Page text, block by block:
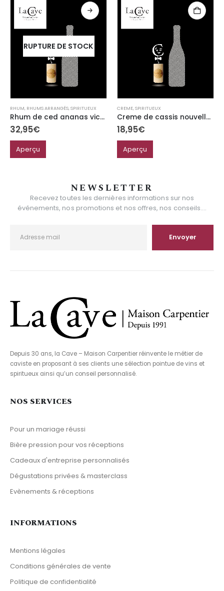
RUPTURE DE STOCK
RHUM, RHUMS ARRANGÉS,SPIRITUEUX
Rhum de ced ananas victoria 70cl
32,95€
Aperçu
CREME,SPIRITUEUX
Creme de cassis nouvelle recolte
18,95€
Aperçu
NEWSLETTER
Recevez toutes les dernières informations sur nos
événements, nos promotions et nos offres, nos conseils....
Depuis 30 ans, la Cave – Maison Carpentier réinvente le métier de
caviste en proposant à ses clients une sélection pointue de vins et
spiritueux ainsi qu’un conseil personnalisé.
NOS SERVICES
Pour un mariage réussi
Bière pression pour vos réceptions
Cadeaux d'entreprise personnalisés
Dégustations privées & masterclass
Evènements & réceptions
INFORMATIONS
Mentions légales
Conditions générales de vente
Politique de confidentialité